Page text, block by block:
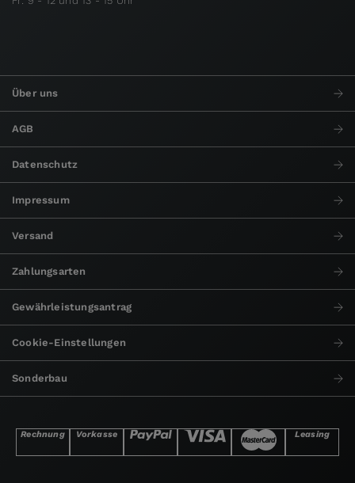
Über uns
AGB
Datenschutz
Impressum
Versand
Zahlungsarten
Gewährleistungsantrag
Cookie-Einstellungen
Sonderbau
Rechnung Vorkasse Leasing